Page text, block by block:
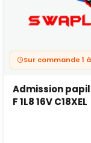
Sur commande 1
Admission
F 1L8 16V C18XEL